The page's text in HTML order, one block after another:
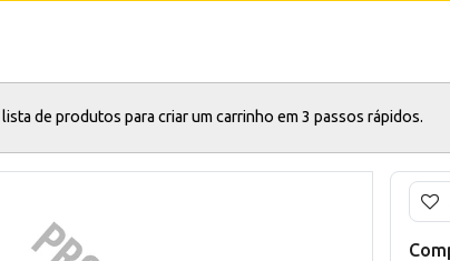
lista de produtos para criar um carrinho em 3 passos rápidos.